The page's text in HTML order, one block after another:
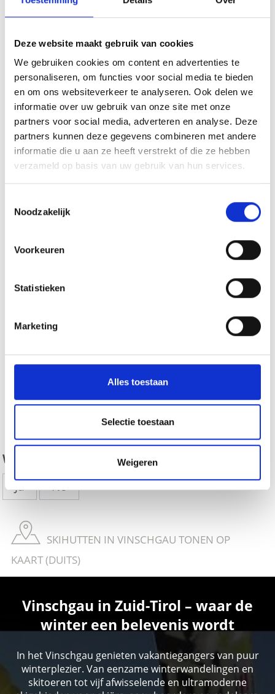
Deze website maakt gebruik van cookies
We gebruiken cookies om content en advertenties te
personaliseren, om functies voor social media te bieden
en om ons websiteverkeer te analyseren. Ook delen we
informatie over uw gebruik van onze site met onze
partners voor social media, adverteren en analyse. Deze
partners kunnen deze gegevens combineren met andere
informatie die u aan ze heeft verstrekt of die ze hebben
verzameld op basis van uw gebruik van hun services.
Noodzakelijk
Voorkeuren
Statistieken
Marketing
Alles toestaan
Selectie toestaan
Weigeren
Kaart- en hoogteprofiel
Impressies
WAS DE INHOUD NUTTIG VOOR U?
Ja
No
SKIHUTTEN IN VINSCHGAU TONEN OP
KAART (DUITS)
Vinschgau in Zuid-Tirol – waar de
winter een belevenis wordt
In het Vinschgau genieten vakantiegangers van puur
winterplezier. Van eenzame winterwandelingen en
skitoeren tot vijf afwisselende en ultramoderne